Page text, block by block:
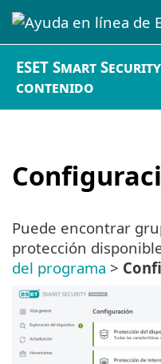
ESET Smart
contenido
Puede encontrar
protección
del programa >